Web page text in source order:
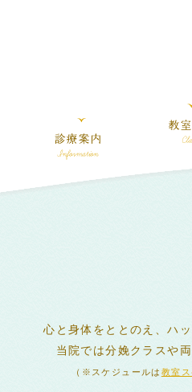
心と身体をととのえ、ハ
当院では分娩クラスや
（※スケジュールは 教室